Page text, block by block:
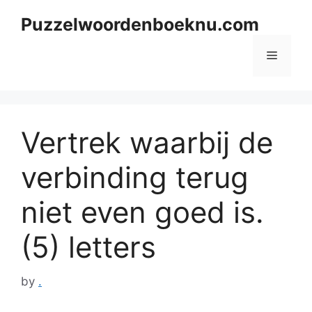
Puzzelwoordenboeknu.com
Menu
Vertrek waarbij de
verbinding terug
niet even goed is.
(5) letters
by .